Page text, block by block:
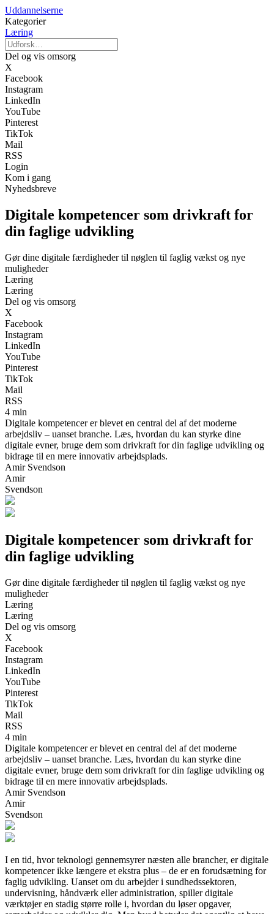
Uddannelserne
Kategorier
Læring
Del og vis omsorg
X
Facebook
Instagram
LinkedIn
YouTube
Pinterest
TikTok
Mail
RSS
Login
Kom i gang
Nyhedsbreve
Digitale kompetencer som drivkraft for
din faglige udvikling
Gør dine digitale færdigheder til nøglen til faglig vækst og nye
muligheder
Læring
Læring
Del og vis omsorg
X
Facebook
Instagram
LinkedIn
YouTube
Pinterest
TikTok
Mail
RSS
4 min
Digitale kompetencer er blevet en central del af det moderne
arbejdsliv – uanset branche. Læs, hvordan du kan styrke dine
digitale evner, bruge dem som drivkraft for din faglige udvikling og
bidrage til en mere innovativ arbejdsplads.
Amir Svendson
Amir
Svendson
Digitale kompetencer som drivkraft for
din faglige udvikling
Gør dine digitale færdigheder til nøglen til faglig vækst og nye
muligheder
Læring
Læring
Del og vis omsorg
X
Facebook
Instagram
LinkedIn
YouTube
Pinterest
TikTok
Mail
RSS
4 min
Digitale kompetencer er blevet en central del af det moderne
arbejdsliv – uanset branche. Læs, hvordan du kan styrke dine
digitale evner, bruge dem som drivkraft for din faglige udvikling og
bidrage til en mere innovativ arbejdsplads.
Amir Svendson
Amir
Svendson
I en tid, hvor teknologi gennemsyrer næsten alle brancher, er digitale
kompetencer ikke længere et ekstra plus – de er en forudsætning for
faglig udvikling. Uanset om du arbejder i sundhedssektoren,
undervisning, håndværk eller administration, spiller digitale
værktøjer en stadig større rolle i, hvordan du løser opgaver,